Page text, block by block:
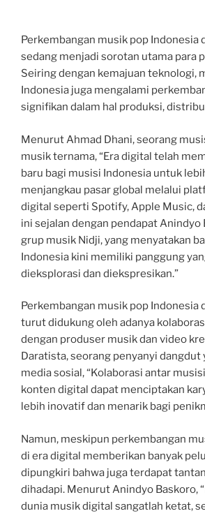
Perkembangan musik pop Indonesia
sedang menjadi sorotan utama para
Seiring dengan kemajuan teknologi,
Indonesia juga mengalami
signifikan dalam hal produksi,
Menurut Ahmad Dhani, seorang
musik ternama, “Era digital telah
baru bagi musisi Indonesia untuk
menjangkau pasar global melalui
digital seperti Spotify, Apple Music,
ini sejalan dengan pendapat Anindyo
grup musik Nidji, yang menyatakan
Indonesia kini memiliki panggung
dieksplorasi dan diekspresikan.”
Perkembangan musik pop Indonesia
turut didukung oleh adanya
dengan produser musik dan video
Daratista, seorang penyanyi dangdut
media sosial, “Kolaborasi antar
konten digital dapat menciptakan
lebih inovatif dan menarik bagi
Namun, meskipun perkembangan
di era digital memberikan banyak
dipungkiri bahwa juga terdapat
dihadapi. Menurut Anindyo Baskoro,
dunia musik digital sangatlah ketat,